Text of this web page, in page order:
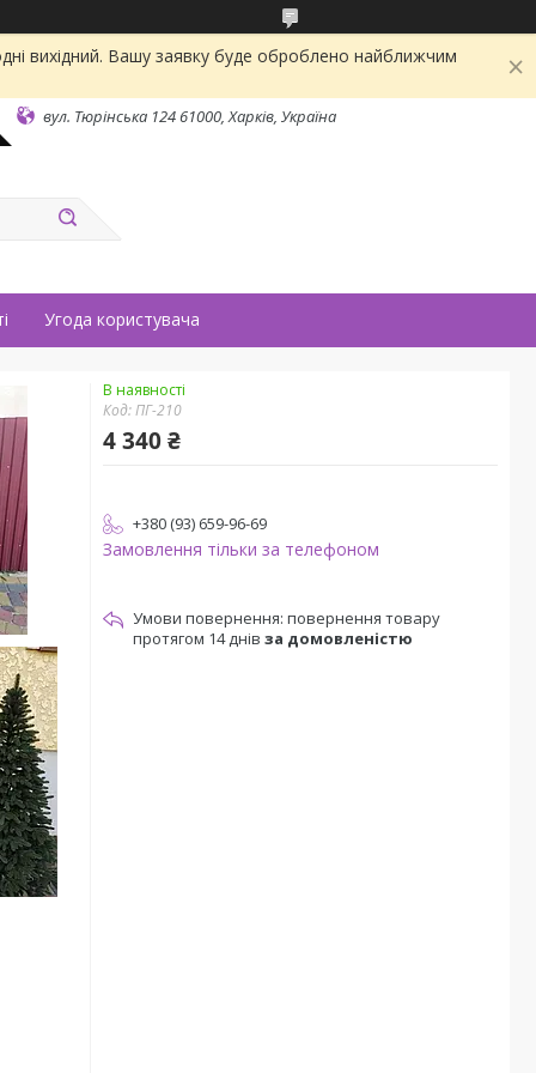
вихідний. Вашу заявку буде оброблено найближчим
вул. Тюрінська 124 61000, Харків, Україна
Угода користувача
В наявності
Код:ПГ-210
4 340 ₴
+380 (93) 659-96-69
Замовлення тільки за телефоном
повернення товару
протягом 14 днів за домовленістю